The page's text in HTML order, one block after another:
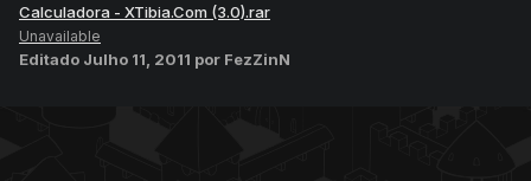
Calculadora - XTibia.Com (3.0).rar
Unavailable
Editado Julho 11, 2011 por FezZinN